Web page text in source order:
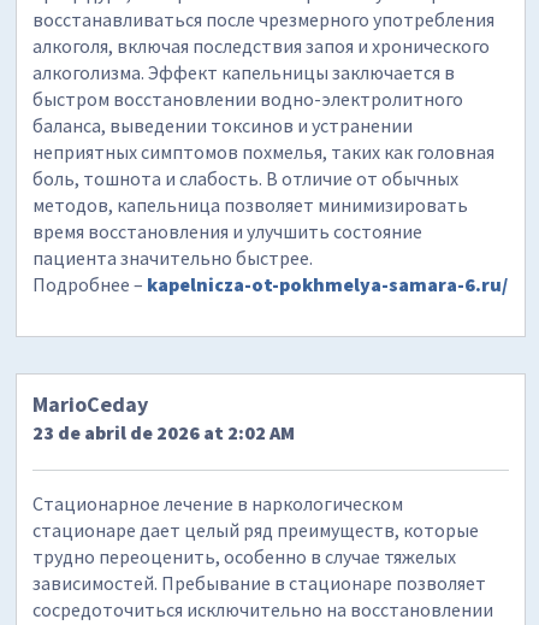
восстанавливаться после чрезмерного употребления
алкоголя, включая последствия запоя и хронического
алкоголизма. Эффект капельницы заключается в
быстром восстановлении водно-электролитного
баланса, выведении токсинов и устранении
неприятных симптомов похмелья, таких как головная
боль, тошнота и слабость. В отличие от обычных
методов, капельница позволяет минимизировать
время восстановления и улучшить состояние
пациента значительно быстрее.
Подробнее – kapelnicza-ot-pokhmelya-samara-6.ru/
MarioCeday
23 de abril de 2026 at 2:02 AM
Стационарное лечение в наркологическом
стационаре дает целый ряд преимуществ, которые
трудно переоценить, особенно в случае тяжелых
зависимостей. Пребывание в стационаре позволяет
сосредоточиться исключительно на восстановлении